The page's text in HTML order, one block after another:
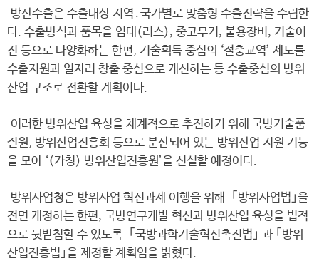
방산수출은 수출대상 지역․국가별로 맞춤형 수출전략을 수립한
다. 수출방식과 품목을 임대(리스), 중고무기, 불용장비, 기술이
전 등으로 다양화하는 한편, 기술획득 중심의 ‘절충교역’ 제도를
수출지원과 일자리 창출 중심으로 개선하는 등 수출중심의 방위
산업 구조로 전환할 계획이다.
이러한 방위산업 육성을 체계적으로 추진하기 위해 국방기술품
질원, 방위산업진흥회 등으로 분산되어 있는 방위산업 지원 기능
을 모아 ‘(가칭) 방위산업진흥원’을 신설할 예정이다.
방위사업청은 방위사업 혁신과제 이행을 위해 ｢방위사업법｣을
전면 개정하는 한편, 국방연구개발 혁신과 방위산업 육성을 법적
으로 뒷받침할 수 있도록 ｢국방과학기술혁신촉진법｣ 과 ｢방위
산업진흥법｣을 제정할 계획임을 밝혔다.